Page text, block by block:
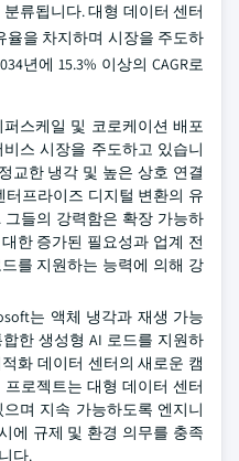
류됩니다. 대형 데이터 센터
율을 차지하며 시장을 주도하
년에 15.3% 이상의 CAGR로
스케일 및 코로케이션 배포
스 시장을 주도하고 있습니
교한 냉각 및 높은 상호 연결
프라이즈 디지털 변환의 유
들의 강력함은 확장 가능하
한 증가된 필요성과 업계 전
를 지원하는 능력에 의해 강
는 액체 냉각과 재생 가능
한 생성형 AI 로드를 지원하
화 데이터 센터의 새로운 캠
로젝트는 대형 데이터 센터
며 지속 가능하도록 엔지니
에 규제 및 환경 의무를 충족
다.